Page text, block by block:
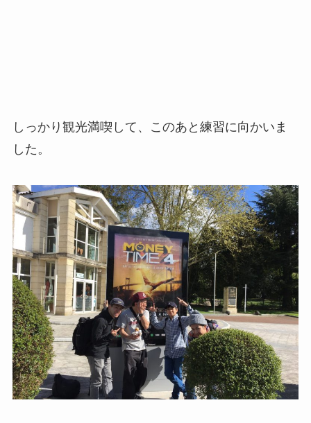
しっかり観光満喫して、このあと練習に向かいま
した。